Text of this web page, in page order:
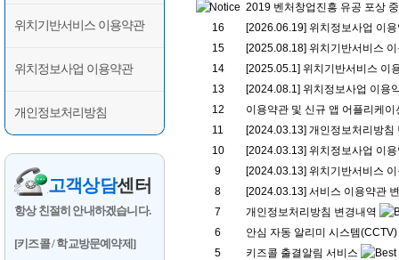
위치기반서비스 이용약관
위치정보사업 이용약관
개인정보처리방침
고객상담센터
항상 친절히 안내하겠습니다.
[키즈콜 / 학교방문예약제]
2019 벤처창업진흥 유공 포상
16
[2026.06.19] 위치정보사업 이
15
[2025.08.18] 위치기반서비스
14
[2025.05.1] 위치기반서비스 이
13
[2024.08.1] 위치정보사업 이용
12
이용약관 및 신규 앱 어플리케
11
[2024.03.13] 개인정보처리방침
10
[2024.03.13] 위치정보사업 이
9
[2024.03.13] 위치기반서비스
8
[2024.03.13] 서비스 이용약관
7
개인정보처리방침 변경내역
6
안심 자동 알리미 시스템(CCTV)
5
키즈콜 출결알림 서비스